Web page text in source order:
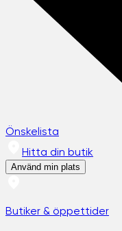
Önskelista
Hitta din butik
Använd min plats
Butiker & öppettider